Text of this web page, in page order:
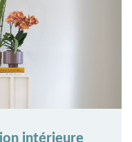
intérieure